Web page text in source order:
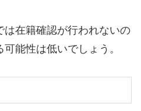
在籍確認が行われないの
能性は低いでしょう。